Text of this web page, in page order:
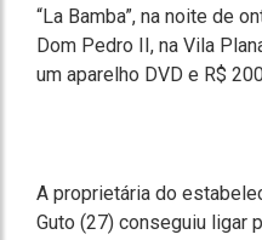
“La Bamba”, na noite de
Dom Pedro II, na Vila
um aparelho DVD e R$
A proprietária do
Guto (27) conseguiu ligar